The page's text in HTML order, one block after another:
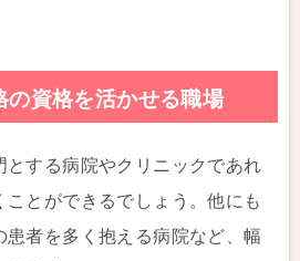
の資格を活かせる職場
とする病院やクリニックであれ
ことができるでしょう。他にも
者を多く抱える病院など、幅